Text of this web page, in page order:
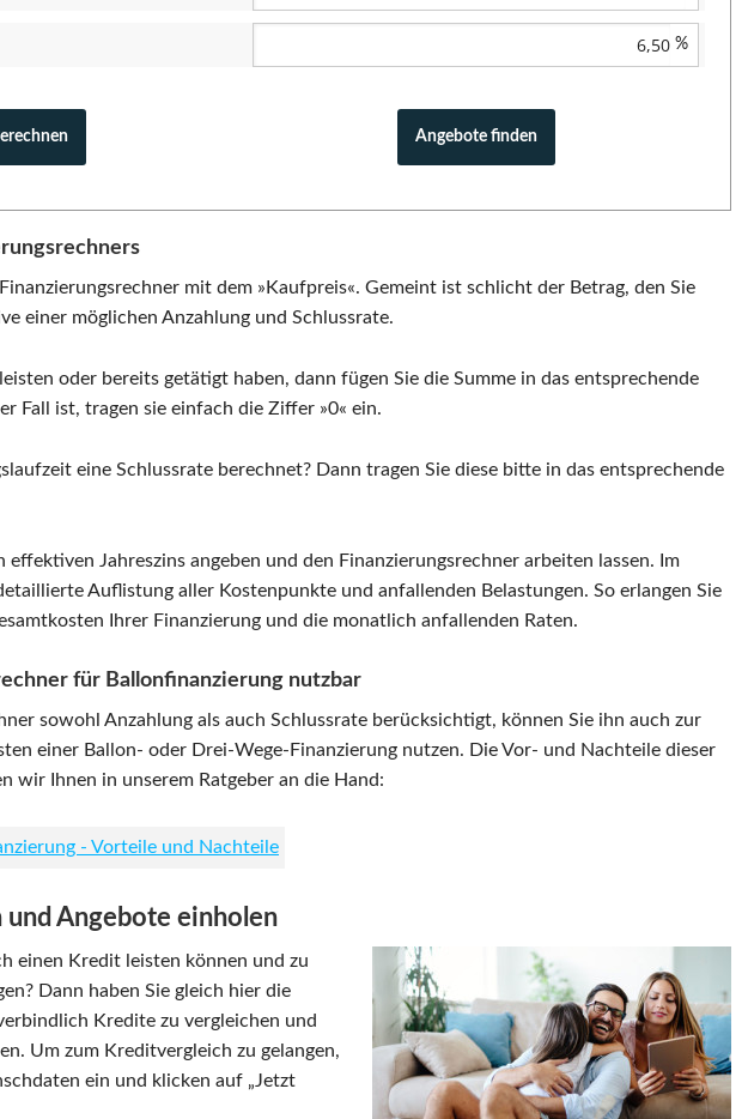
%
mit dem »Kaufpreis«. Gemeint ist schlicht der Betrag, den Sie
einer möglichen Anzahlung und Schlussrate.
oder bereits getätigt haben, dann fügen Sie die Summe in das entsprechende
Fall ist, tragen sie einfach die Ziffer »0« ein.
eine Schlussrate berechnet? Dann tragen Sie diese bitte in das entsprechende
Jahreszins angeben und den Finanzierungsrechner arbeiten lassen. Im
Auflistung aller Kostenpunkte und anfallenden Belastungen. So erlangen Sie
Ihrer Finanzierung und die monatlich anfallenden Raten.
für Ballonfinanzierung nutzbar
sowohl Anzahlung als auch Schlussrate berücksichtigt, können Sie ihn auch zur
einer Ballon- oder Drei-Wege-Finanzierung nutzen. Die Vor- und Nachteile dieser
wir Ihnen in unserem Ratgeber an die Hand:
- Vorteile und Nachteile
Angebote einholen
einen Kredit leisten können und zu
Dann haben Sie gleich hier die
Kredite zu vergleichen und
Um zum Kreditvergleich zu gelangen,
ein und klicken auf „Jetzt